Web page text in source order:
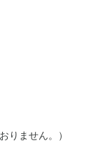
りません。）